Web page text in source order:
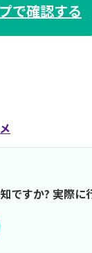
で確認する
ですか? 実際に